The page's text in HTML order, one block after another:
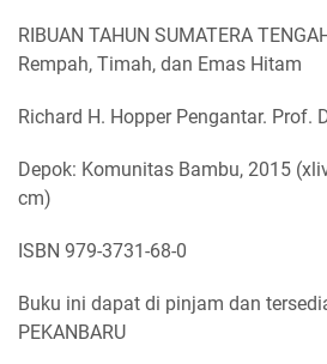
RIBUAN TAHUN SUMATERA
Rempah, Timah, dan Emas Hitam
Richard H. Hopper Pengantar. Prof.
Depok: Komunitas Bambu, 2015
cm)
ISBN 979-3731-68-0
Buku ini dapat di pinjam dan
PEKANBARU